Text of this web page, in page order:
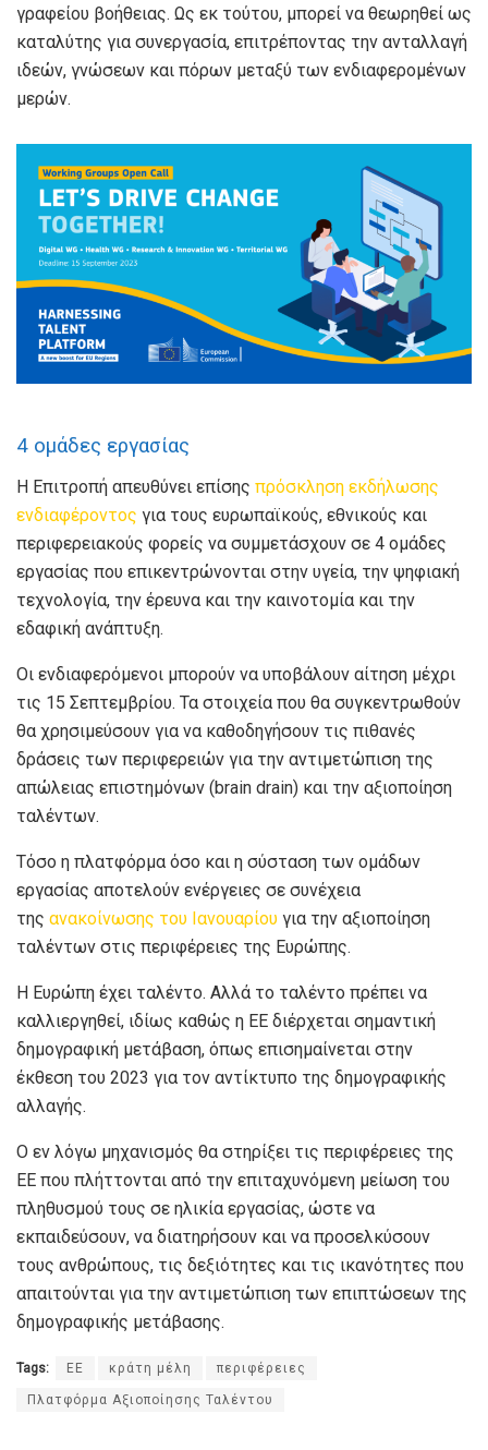
γραφείου βοήθειας. Ως εκ τούτου, μπορεί να θεωρηθεί ως
καταλύτης για συνεργασία, επιτρέποντας την ανταλλαγή
ιδεών, γνώσεων και πόρων μεταξύ των ενδιαφερομένων
μερών.
4 ομάδες εργασίας
Η Επιτροπή απευθύνει επίσης πρόσκληση εκδήλωσης
ενδιαφέροντος​ για τους ευρωπαϊκούς, εθνικούς και
περιφερειακούς φορείς να συμμετάσχουν σε 4 ομάδες
εργασίας που επικεντρώνονται στην υγεία, την ψηφιακή
τεχνολογία, την έρευνα και την καινοτομία και την
εδαφική ανάπτυξη.
Οι ενδιαφερόμενοι μπορούν να υποβάλουν αίτηση μέχρι
τις 15 Σεπτεμβρίου. Τα στοιχεία που θα συγκεντρωθούν
θα χρησιμεύσουν για να καθοδηγήσουν τις πιθανές
δράσεις των περιφερειών για την αντιμετώπιση της
απώλειας επιστημόνων (bra​​in drain) και την αξιοποίηση
ταλέντων.
Τόσο η πλατφόρμα όσο και η σύσταση των ομάδων
εργασίας αποτελούν ενέργειες σε συνέχεια
της ανακοίνωσης του Ιανουαρίου για την αξιοποίηση
ταλέντων στις περιφέρειες της Ευρώπης.
Η Ευρώπη έχει ταλέντο. Αλλά το ταλέντο πρέπει να
καλλιεργηθεί, ιδίως καθώς η ΕΕ διέρχεται σημαντική
δημογραφική μετάβαση, όπως επισημαίνεται στην
έκθεση του 2023 για τον αντίκτυπο της δημογραφικής
αλλαγής.
Ο εν λόγω μηχανισμός θα στηρίξει τις περιφέρειες της
ΕΕ που πλήττονται από την επιταχυνόμενη μείωση του
πληθυσμού τους σε ηλικία εργασίας, ώστε να
εκπαιδεύσουν, να διατηρήσουν και να προσελκύσουν
τους ανθρώπους, τις δεξιότητες και τις ικανότητες που
απαιτούνται για την αντιμετώπιση των επιπτώσεων της
δημογραφικής μετάβασης.
Tags: EE κράτη μέλη περιφέρειες
Πλατφόρμα Αξιοποίησης Ταλέντου